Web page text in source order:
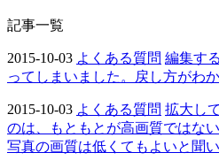
記事一覧
2015-10-03 よくある質問 編集す
ってしまいました。戻し方がわ
2015-10-03 よくある質問 拡大し
のは、もともとが高画質ではな
写真の画質は低くてもよいと聞